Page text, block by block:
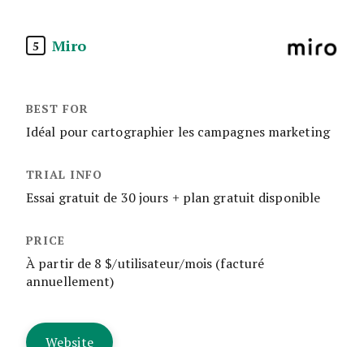
5 Miro
Idéal pour cartographier les campagnes marketing
Essai gratuit de 30 jours + plan gratuit disponible
À partir de 8 $/utilisateur/mois (facturé
annuellement)
Website